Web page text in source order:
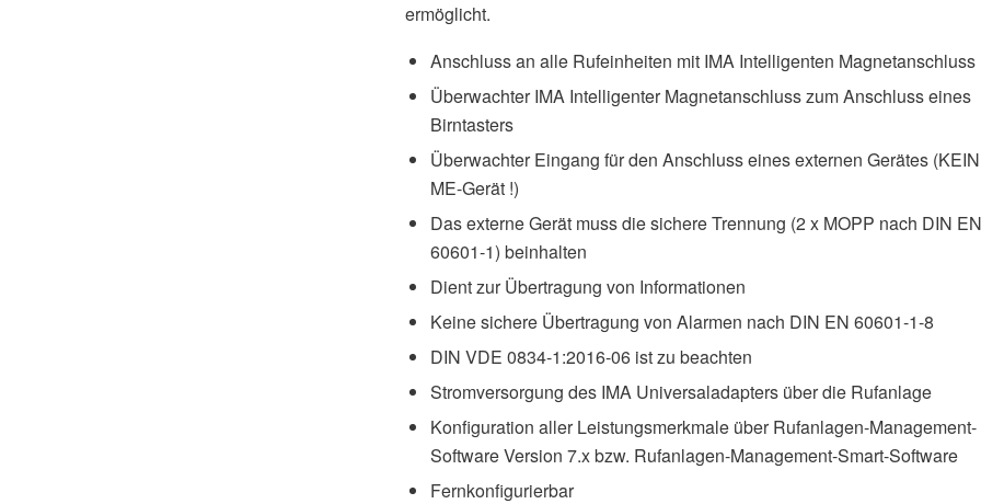
ermöglicht.
Anschluss an alle Rufeinheiten mit IMA Intelligenten Magnetanschluss
Überwachter IMA Intelligenter Magnetanschluss zum Anschluss eines
Birntasters
Überwachter Eingang für den Anschluss eines externen Gerätes
ME-Gerät !)
Das externe Gerät muss die sichere Trennung (2 x MOPP nach DIN EN
60601-1) beinhalten
Dient zur Übertragung von Informationen
Keine sichere Übertragung von Alarmen nach DIN EN 60601-1-8
DIN VDE 0834-1:2016-06 ist zu beachten
Stromversorgung des IMA Universaladapters über die Rufanlage
Konfiguration aller Leistungsmerkmale über Rufanlagen-Management-
Software Version 7.x bzw. Rufanlagen-Management-Smart-Software
Fernkonfigurierbar